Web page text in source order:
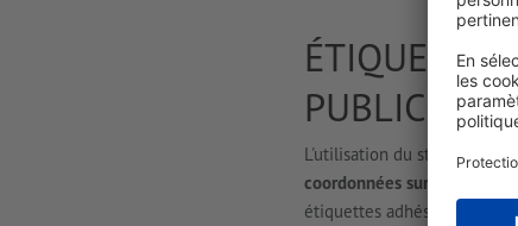
L'utilisation du sticker
coordonnées sur nos
étiquettes adhésives